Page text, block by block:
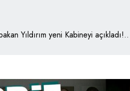
Yıldırım yeni Kabineyi açıkladı!..